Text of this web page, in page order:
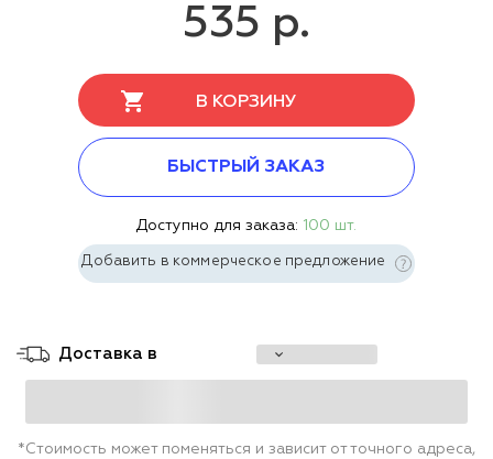
535 р.
В КОРЗИНУ
БЫСТРЫЙ ЗАКАЗ
Доступно для заказа: 100 шт.
Добавить в коммерческое предложение
Доставка в
*Стоимость может поменяться и зависит от точного адреса,